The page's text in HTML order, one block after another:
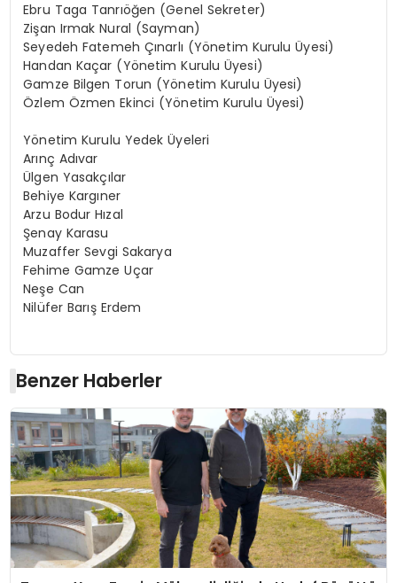
Ebru Taga Tanrıöğen (Genel Sekreter)
Zişan Irmak Nural (Sayman)
Seyedeh Fatemeh Çınarlı (Yönetim Kurulu Üyesi)
Handan Kaçar (Yönetim Kurulu Üyesi)
Gamze Bilgen Torun (Yönetim Kurulu Üyesi)
Özlem Özmen Ekinci (Yönetim Kurulu Üyesi)
Yönetim Kurulu Yedek Üyeleri
Arınç Adıvar
Ülgen Yasakçılar
Behiye Kargıner
Arzu Bodur Hızal
Şenay Karasu
Muzaffer Sevgi Sakarya
Fehime Gamze Uçar
Neşe Can
Nilüfer Barış Erdem
Benzer Haberler